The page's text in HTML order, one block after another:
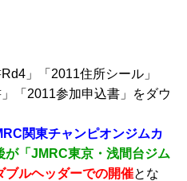
」「2011住所シール」
「2011参加申込書」をダウ
関東チャンピオンジムカ
が「JMRC東京・浅間台ジム
ブルヘッダーでの開催とな